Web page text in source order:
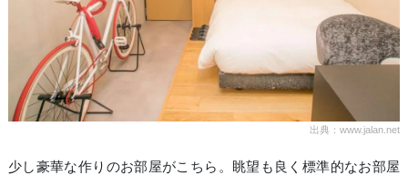
出典：www.jalan.net
少し豪華な作りのお部屋がこちら。眺望も良く標準的なお部屋